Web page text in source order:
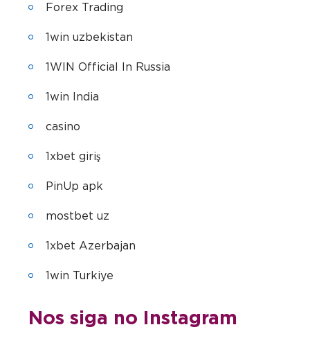
Forex Trading
1win uzbekistan
1WIN Official In Russia
1win India
casino
1xbet giriş
PinUp apk
mostbet uz
1xbet Azerbajan
1win Turkiye
Nos siga no Instagram